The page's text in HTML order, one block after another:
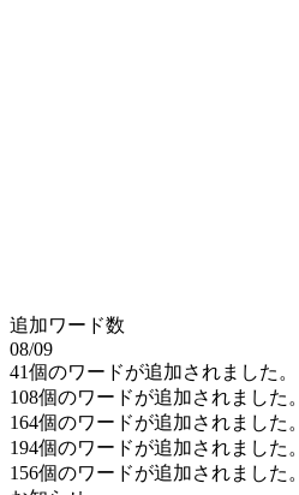
追加ワード数
08/09
41個のワードが追加されました。
108個のワードが追加されました。
164個のワードが追加されました。
194個のワードが追加されました。
156個のワードが追加されました。